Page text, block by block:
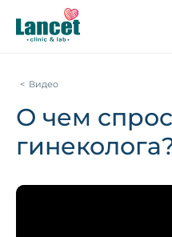
Видео
О чем